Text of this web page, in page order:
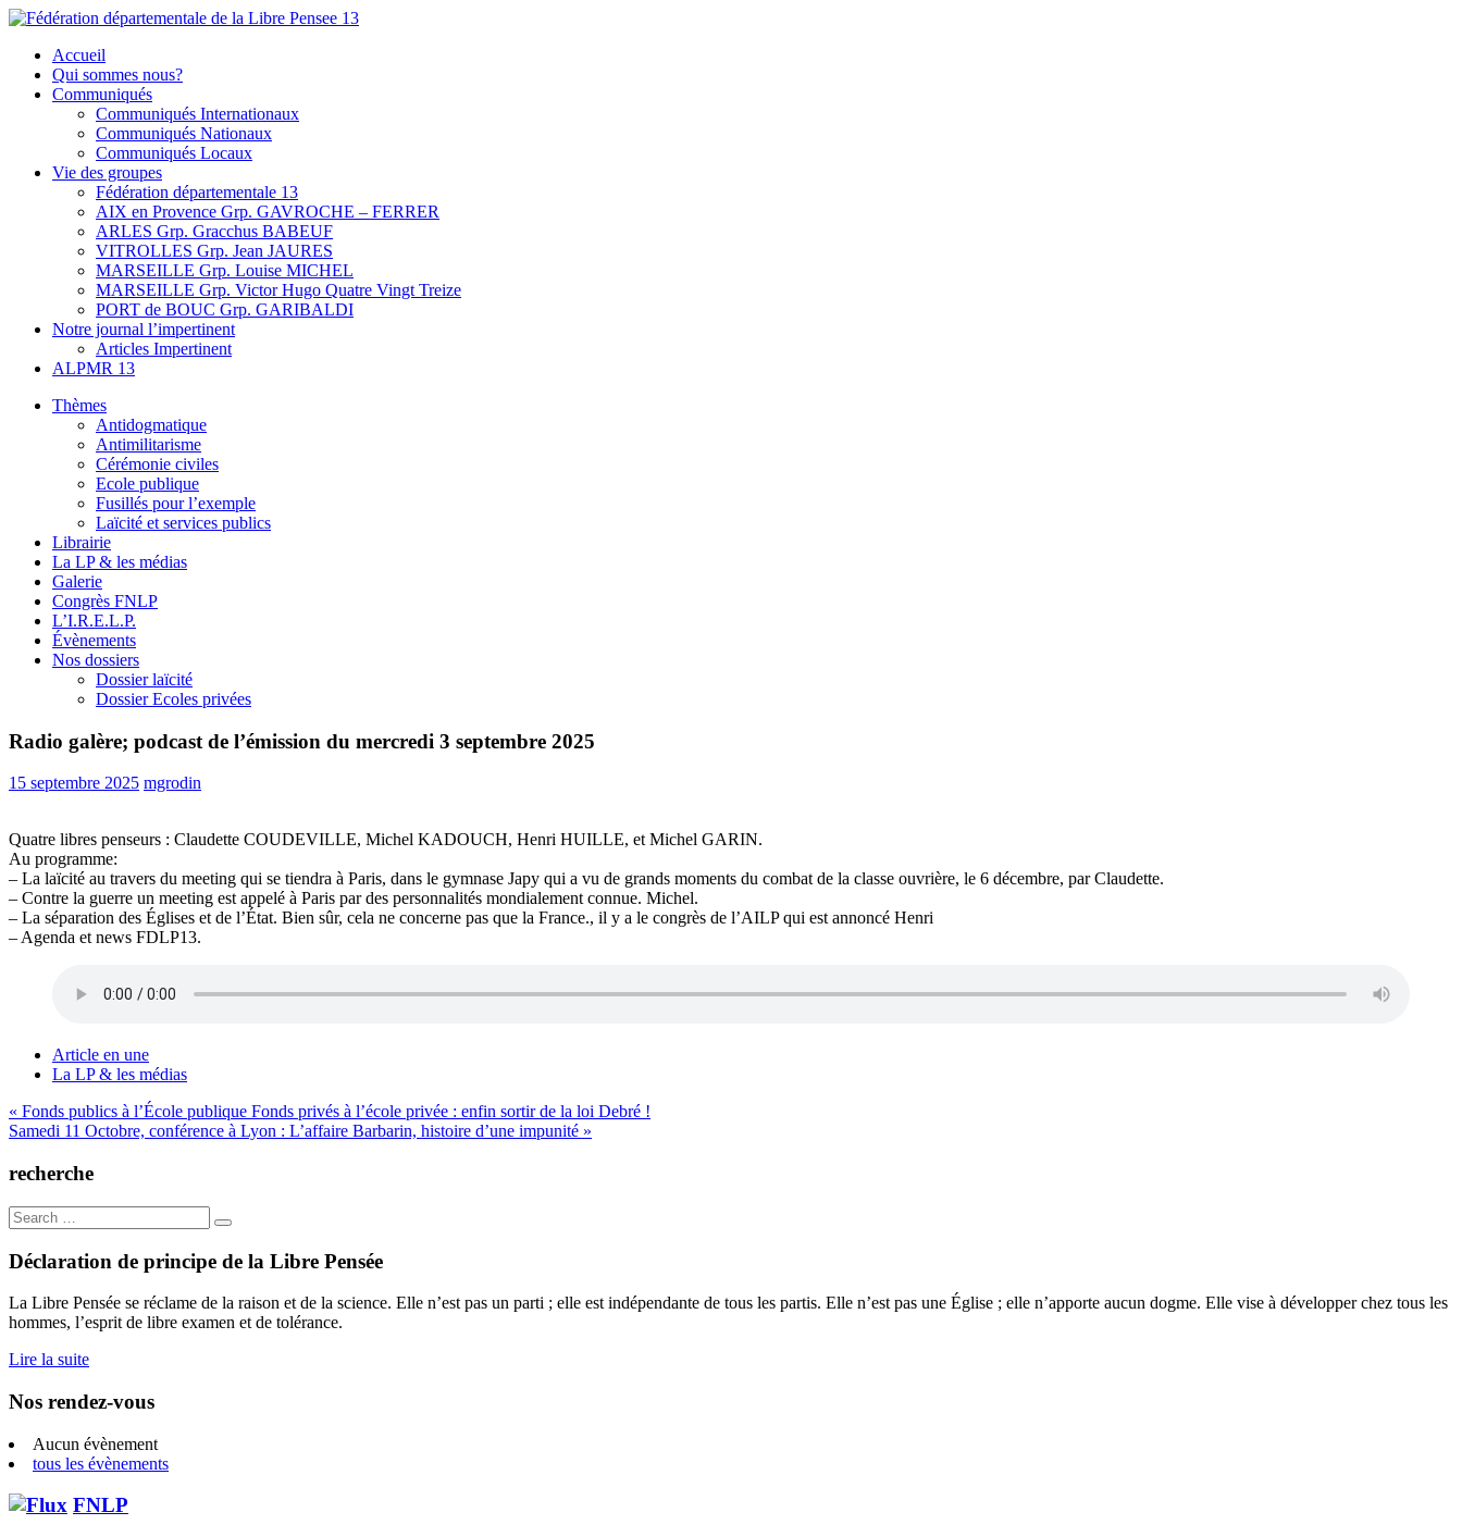
Skip
content
Fédération départementale de la Libre Pensee 13
Membre de la fédération Nationale de la Libre Pensée ni dieu ni maitre
Accueil
Qui sommes nous?
Communiqués
Communiqués Internationaux
Communiqués Nationaux
Communiqués Locaux
Vie des groupes
Fédération départementale 13
AIX en Provence Grp. GAVROCHE – FERRER
ARLES Grp. Gracchus BABEUF
VITROLLES Grp. Jean JAURES
MARSEILLE Grp. Louise MICHEL
MARSEILLE Grp. Victor Hugo Quatre Vingt Treize
PORT de BOUC Grp. GARIBALDI
Notre journal l’impertinent
Articles Impertinent
ALPMR 13
Thèmes
Antidogmatique
Antimilitarisme
Cérémonie civiles
Ecole publique
Fusillés pour l’exemple
Laïcité et services publics
Librairie
La LP & les médias
Galerie
Congrès FNLP
L’I.R.E.L.P.
Évènements
Nos dossiers
Dossier laïcité
Dossier Ecoles privées
Radio galère; podcast de l’émission du mercredi 3 septembre 2025
15 septembre 2025 mgrodin
Quatre libres penseurs : Claudette COUDEVILLE, Michel KADOUCH, Henri HUILLE, et Michel GARIN.
Au programme:
– La laïcité au travers du meeting qui se tiendra à Paris, dans le gymnase Japy qui a vu de grands moments du combat de la classe ouvrière, le 6 décembre, par Claudette.
– Contre la guerre un meeting est appelé à Paris par des personnalités mondialement connue. Michel.
– La séparation des Églises et de l’État. Bien sûr, cela ne concerne pas que la France., il y a le congrès de l’AILP qui est annoncé Henri
– Agenda et news FDLP13.
Article en une
La LP & les médias
Navigation
de
l’article
« Fonds publics à l’École publique Fonds privés à l’école privée : enfin sortir de la loi Debré !
Samedi 11 Octobre, conférence à Lyon : L’affaire Barbarin, histoire d’une impunité »
recherche
Search
for:
Déclaration de principe de la Libre Pensée
La Libre Pensée se réclame de la raison et de la science. Elle n’est pas un parti ; elle est indépendante de tous les partis. Elle n’est pas une Église ; elle n’apporte aucun dogme. Elle vise à développer chez tous les
hommes, l’esprit de libre examen et de tolérance.
Lire la suite
Nos rendez-vous
Aucun évènement
tous les évènements
FNLP